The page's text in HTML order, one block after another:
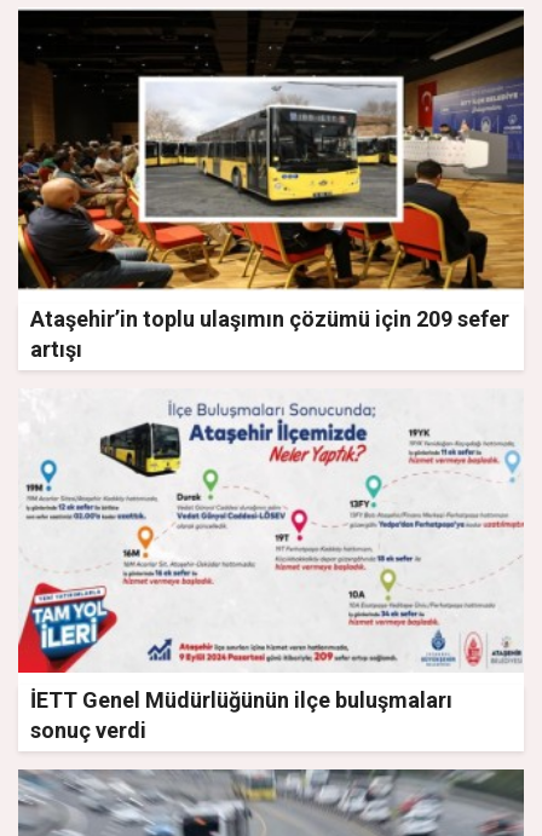
Ataşehir’in toplu ulaşımın çözümü için 209 sefer
artışı
İETT Genel Müdürlüğünün ilçe buluşmaları
sonuç verdi